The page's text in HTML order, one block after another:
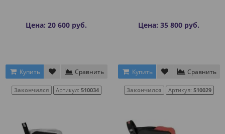
Цена: 20 600 руб.
Купить Сравнить
Закончился Артикул: 510034
Цена: 35 800 руб.
Купить Сравнить
Закончился Артикул: 510029